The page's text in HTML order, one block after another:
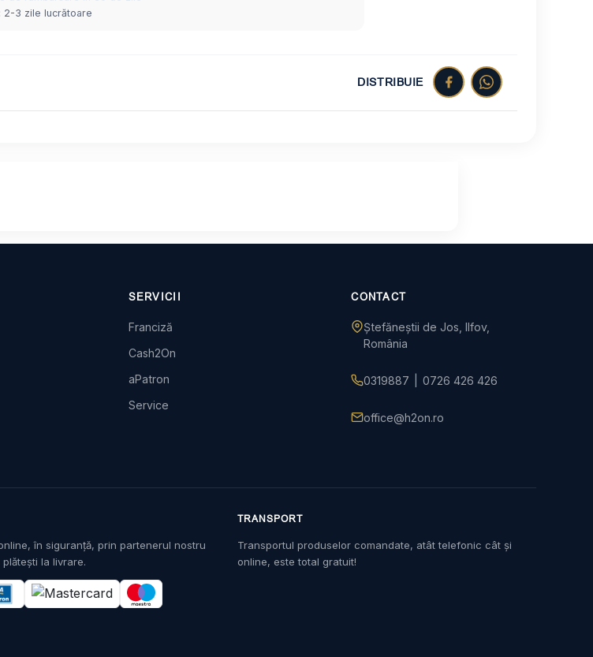
2-3 zile lucrătoare
DISTRIBUIE
SERVICII
Franciză
Cash2On
aPatron
Service
CONTACT
Ștefăneștii de Jos, Ilfov,
România
0319887 0726 426 426
office@h2on.ro
în siguranță, prin partenerul nostru
la livrare.
TRANSPORT
Transportul produselor comandate, atât telefonic cât și
online, este total gratuit!